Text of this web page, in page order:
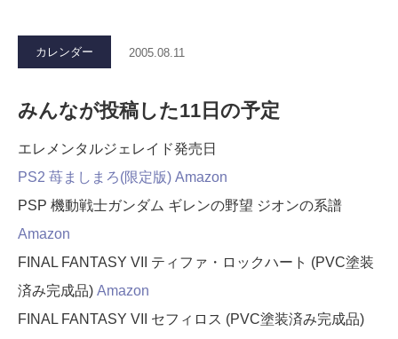
カレンダー 2005.08.11
みんなが投稿した11日の予定
エレメンタルジェレイド発売日
PS2 苺ましまろ(限定版) Amazon
PSP 機動戦士ガンダム ギレンの野望 ジオンの系譜
Amazon
FINAL FANTASY VII ティファ・ロックハート (PVC塗装
済み完成品) Amazon
FINAL FANTASY VII セフィロス (PVC塗装済み完成品)